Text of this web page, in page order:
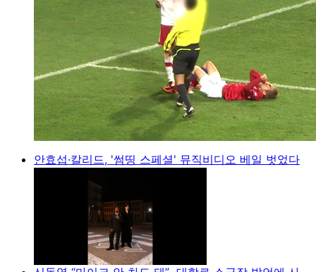
안효섭·칼리드, '썸띵 스페셜' 뮤직비디오 베일 벗었다